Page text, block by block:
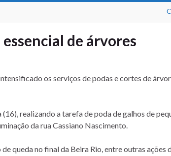
de árvores
os serviços de podas e cortes de
realizando a tarefa de poda de galhos de
da rua Cassiano Nascimento.
queda no final da Beira Rio, entre outras